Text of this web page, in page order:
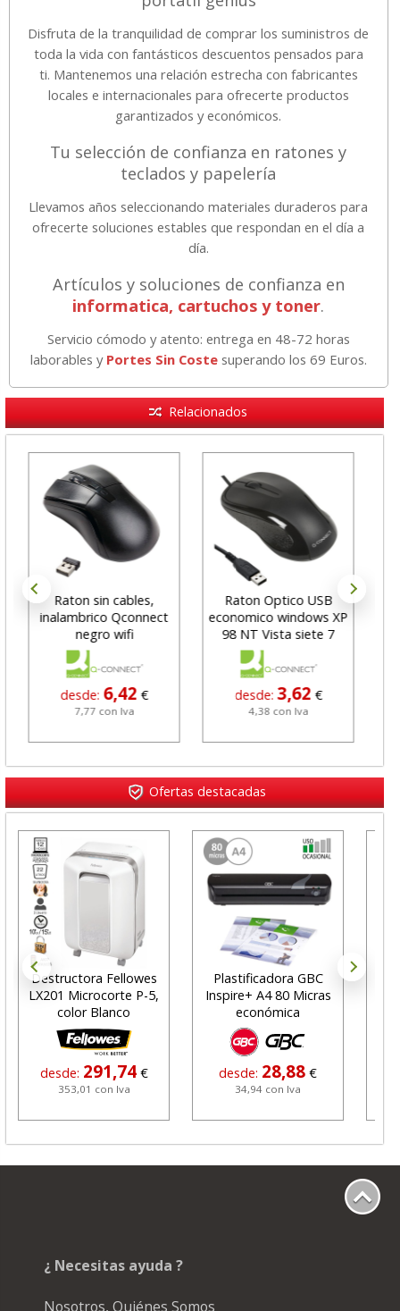
Disfruta de la tranquilidad de comprar los suministros de
toda la vida con fantásticos descuentos pensados para
ti. Mantenemos una relación estrecha con fabricantes
locales e internacionales para ofrecerte productos
garantizados y económicos.
Tu selección de confianza en ratones y
teclados y papelería
Llevamos años seleccionando materiales duraderos para
ofrecerte soluciones estables que respondan en el día a
día.
Artículos y soluciones de confianza en
informatica, cartuchos y toner.
Servicio cómodo y atento: entrega en 48-72 horas
laborables y Portes Sin Costesuperando los 69 Euros.
Relacionados
Raton sin cables,
inalambrico Qconnect
negro wifi
desde:6,42 €
7,77 con Iva
Raton Optico USB
economico windows XP
98 NT Vista siete 7
desde:3,62 €
4,38 con Iva
Ofertas destacadas
Destructora Fellowes
LX201 Microcorte P-5,
color Blanco
desde: 291,74 €
353,01 con Iva
Plastificadora GBC
Inspire+ A4 80 Micras
económica
desde: 28,88 €
34,94 con Iva
¿ Necesitas ayuda ?
Nosotros, Quiénes Somos